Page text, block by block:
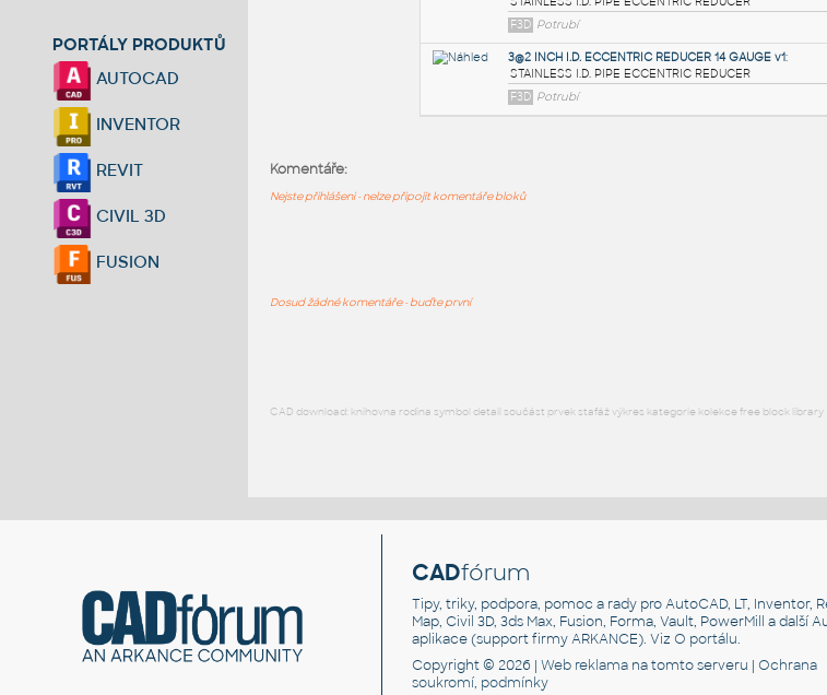
PORTÁLY PRODUKTŮ
AUTOCAD
INVENTOR
REVIT
CIVIL 3D
FUSION
Komentáře:
Nejste přihlášeni - nelze připojit komentáře bloků
Dosud žádné komentáře - buďte první
CAD download: knihovna rodina symbol detail součást prvek stafáž výkres kategorie kolekce free block library
CADfórum
Tipy, triky, podpora, pomoc a rady pro AutoCAD, LT, Inventor,
Map, Civil 3D, 3ds Max, Fusion, Forma, Vault, PowerMill a další
aplikace (support firmy ARKANCE). VizO portálu.
Copyright © 2026 |Web reklama na tomto serveru |Ochrana
soukromí, podmínky